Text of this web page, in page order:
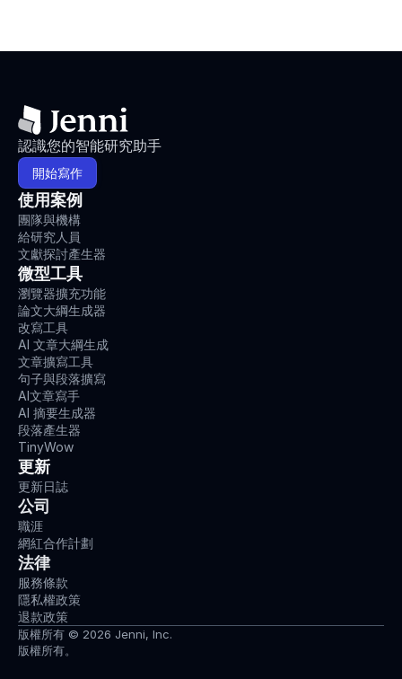
認識您的智能研究助手
開始寫作
使用案例
團隊與機構
給研究人員
文獻探討產生器
微型工具
瀏覽器擴充功能
論文大綱生成器
改寫工具
AI 文章大綱生成
文章擴寫工具
句子與段落擴寫
AI文章寫手
AI 摘要生成器
段落產生器
TinyWow
更新
更新日誌
公司
職涯
網紅合作計劃
法律
服務條款
隱私權政策
退款政策
版權所有 © 2026 Jenni, Inc.
版權所有。